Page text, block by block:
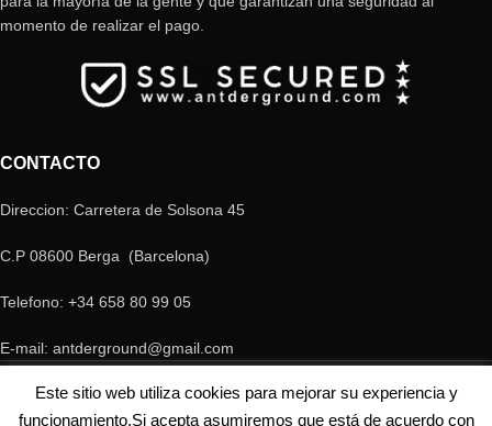
momento de realizar el pago.
CONTACTO
Direccion: Carretera de Solsona 45
C.P 08600 Berga (Barcelona)
Telefono: +34 658 80 99 05
E-mail: antderground@gmail.com
Este sitio web utiliza cookies para mejorar su experiencia y
funcionamiento.Si acepta asumiremos que está de acuerdo con